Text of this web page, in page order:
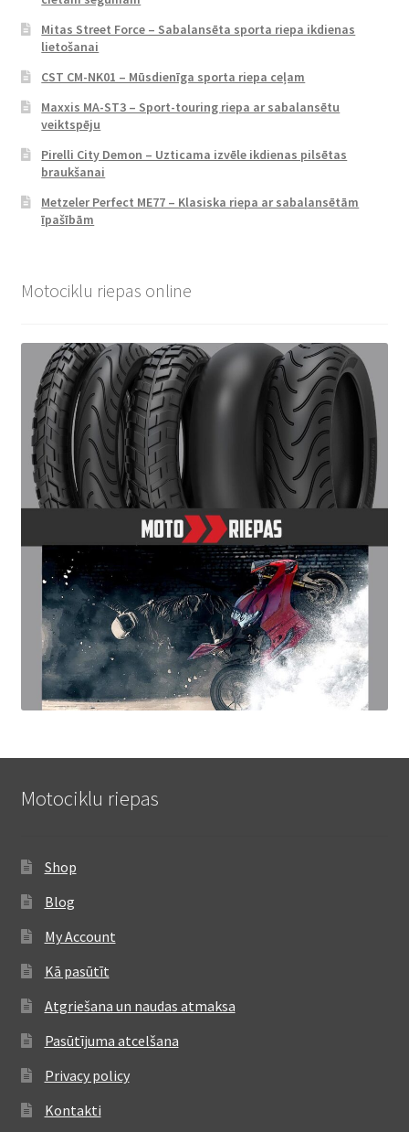
Mitas Street Force – Sabalansēta sporta riepa ikdienas
lietošanai
CST CM-NK01 – Mūsdienīga sporta riepa ceļam
Maxxis MA-ST3 – Sport-touring riepa ar sabalansētu
veiktspēju
Pirelli City Demon – Uzticama izvēle ikdienas pilsētas
braukšanai
Metzeler Perfect ME77 – Klasiska riepa ar sabalansētām
īpašībām
Motociklu riepas online
Motociklu riepas
Shop
Blog
My Account
Kā pasūtīt
Atgriešana un naudas atmaksa
Pasūtījuma atcelšana
Privacy policy
Kontakti